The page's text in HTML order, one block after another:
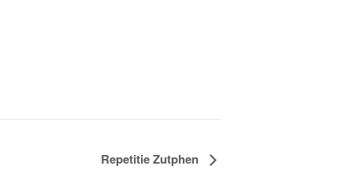
Repetitie Zutphen